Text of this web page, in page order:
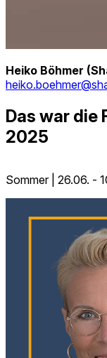
Heiko Böhmer
Das war die
2025
Sommer | 26.06. -